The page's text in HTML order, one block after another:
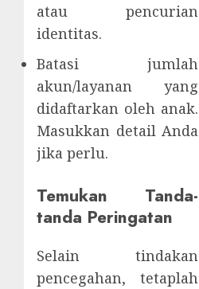
atau pencurian
identitas.
Batasi jumlah
akun/layanan yang
didaftarkan oleh anak.
Masukkan detail Anda
jika perlu.
Temukan Tanda-
tanda Peringatan
Selain tindakan
pencegahan, tetaplah